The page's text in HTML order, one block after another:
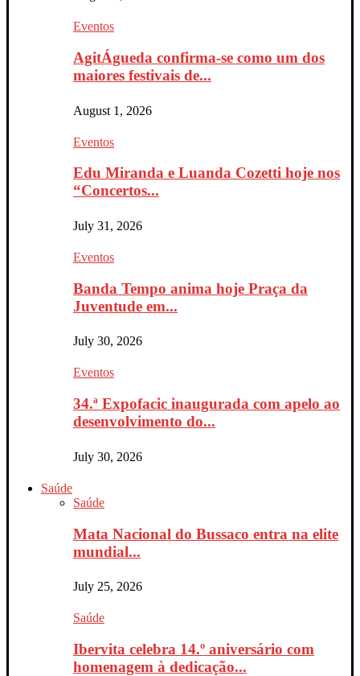
Eventos
AgitÁgueda confirma-se como um dos
maiores festivais de...
August 1, 2026
Eventos
Edu Miranda e Luanda Cozetti hoje nos
“Concertos...
July 31, 2026
Eventos
Banda Tempo anima hoje Praça da
Juventude em...
July 30, 2026
Eventos
34.ª Expofacic inaugurada com apelo ao
desenvolvimento do...
July 30, 2026
Saúde
Saúde
Mata Nacional do Bussaco entra na elite
mundial...
July 25, 2026
Saúde
Ibervita celebra 14.º aniversário com
homenagem à dedicação...